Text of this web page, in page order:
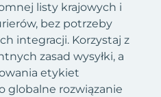
listy krajowych i
bez potrzeby
integracji. Korzystaj z
zasad wysyłki, a
etykiet
globalne rozwiązanie